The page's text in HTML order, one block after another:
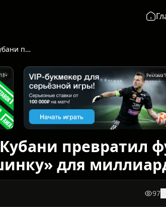
Вице-губернатор Кубани превратил футбольный клуб в «стиральную машинку» для миллиарда рублей
Реклама
превратил
для
97